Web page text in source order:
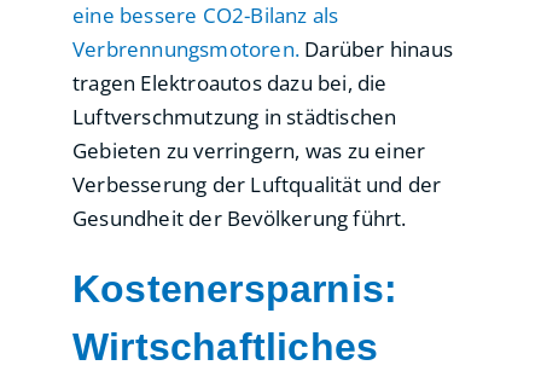
eine bessere CO2-Bilanz als
Verbrennungsmotoren.Darüber hinaus
tragen Elektroautos dazu bei, die
Luftverschmutzung in städtischen
Gebieten zu verringern, was zu einer
Verbesserung der Luftqualität und der
Gesundheit der Bevölkerung führt.
Kostenersparnis:
Wirtschaftliches